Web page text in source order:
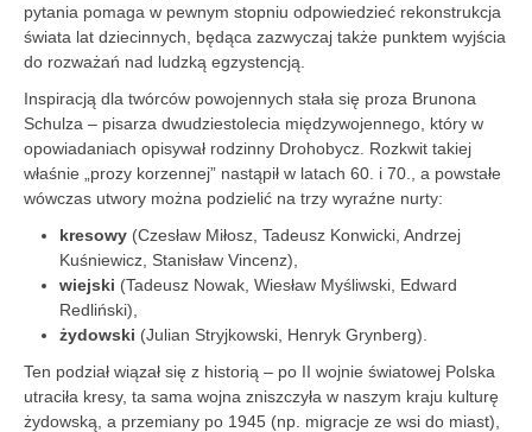
pytania pomaga w pewnym stopniu odpowiedzieć rekonstrukcja
świata lat dziecinnych, będąca zazwyczaj także punktem wyjścia
do rozważań nad ludzką egzystencją.
Inspiracją dla twórców powojennych stała się proza Brunona
Schulza – pisarza dwudziestolecia międzywojennego, który w
opowiadaniach opisywał rodzinny Drohobycz. Rozkwit takiej
właśnie „prozy korzennej” nastąpił w latach 60. i 70., a powstałe
wówczas utwory można podzielić na trzy wyraźne nurty:
kresowy (Czesław Miłosz, Tadeusz Konwicki, Andrzej
Kuśniewicz, Stanisław Vincenz),
wiejski (Tadeusz Nowak, Wiesław Myśliwski, Edward
Redliński),
żydowski (Julian Stryjkowski, Henryk Grynberg).
Ten podział wiązał się z historią – po II wojnie światowej Polska
utraciła kresy, ta sama wojna zniszczyła w naszym kraju kulturę
żydowską, a przemiany po 1945 (np. migracje ze wsi do miast),